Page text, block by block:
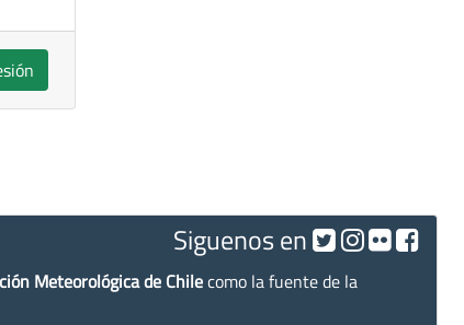
Siguenos en
Meteorológica de Chilecomo la fuente de la